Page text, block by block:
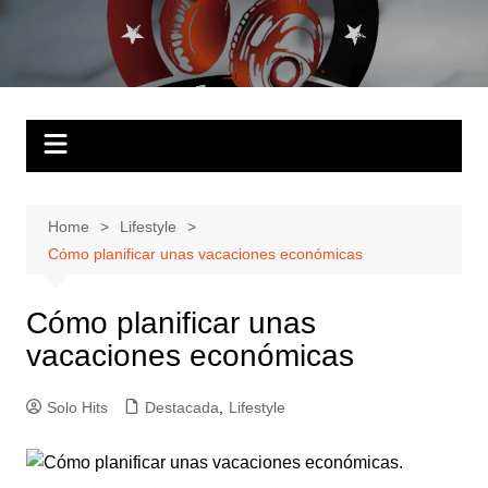
Solo Hits
Home
Lifestyle
Cómo planificar unas vacaciones económicas
Cómo planificar unas
vacaciones económicas
Solo Hits Destacada Lifestyle